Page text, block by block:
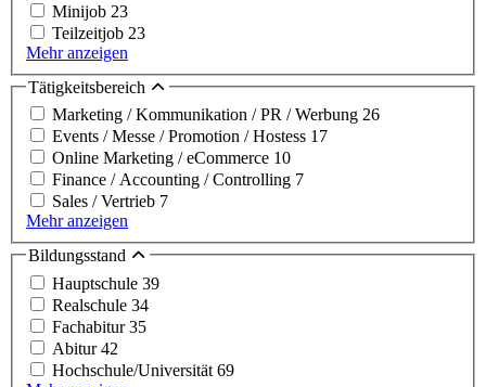
Minijob 23
Teilzeitjob 23
Mehr anzeigen
Tätigkeitsbereich
Marketing / Kommunikation / PR / Werbung 26
Events / Messe / Promotion / Hostess 17
Online Marketing / eCommerce 10
Finance / Accounting / Controlling 7
Sales / Vertrieb 7
Mehr anzeigen
Bildungsstand
Hauptschule 39
Realschule 34
Fachabitur35
Abitur42
Hochschule/Universität 69